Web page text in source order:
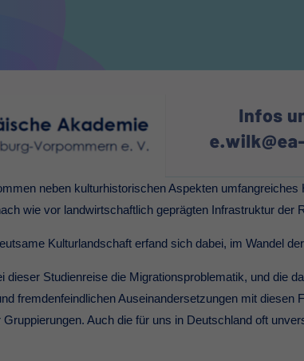
neben kulturhistorischen Aspekten
wie vor landwirtschaftlich geprägten Infrastruktur
Kulturlandschaft erfand sich dabei, im Wandel
dieser Studienreise die Migrationsproblematik, und die
fremdenfeindlichen Auseinandersetzungen mit
Auch die für uns in Deutschland oft